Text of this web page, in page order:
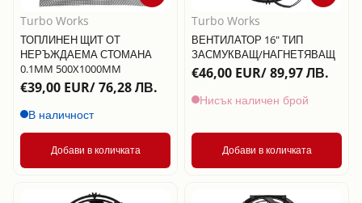
Turbo Works
ТОПЛИНЕН ЩИТ ОТ
НЕРЪЖДАЕМА СТОМАНА
0.1MM 500X1000MM
€39,00 EUR/ 76,28 ЛВ.
В наличност
Добави в количката
Turbo Works
ВЕНТИЛАТОР 16" ТИП
ЗАСМУКВАЩ/НАГНЕТЯВАЩ
€46,00 EUR/ 89,97 ЛВ.
Нисък наличен брой
Добави в количката